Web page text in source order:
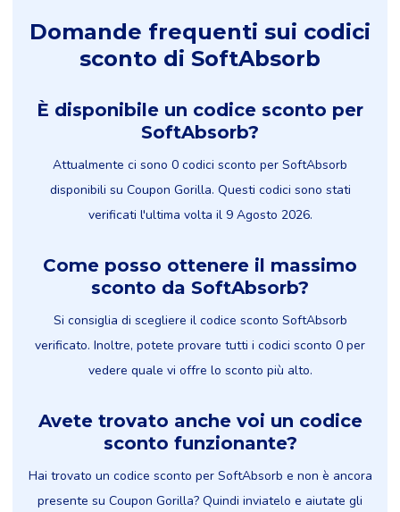
Domande frequenti sui codici
sconto di SoftAbsorb
È disponibile un codice sconto per
SoftAbsorb?
Attualmente ci sono 0 codici sconto per SoftAbsorb
disponibili su Coupon Gorilla. Questi codici sono stati
verificati l'ultima volta il 9 Agosto 2026.
Come posso ottenere il massimo
sconto da SoftAbsorb?
Si consiglia di scegliere il codice sconto SoftAbsorb
verificato. Inoltre, potete provare tutti i codici sconto 0 per
vedere quale vi offre lo sconto più alto.
Avete trovato anche voi un codice
sconto funzionante?
Hai trovato un codice sconto per SoftAbsorb e non è ancora
presente su Coupon Gorilla? Quindi inviatelo e aiutate gli